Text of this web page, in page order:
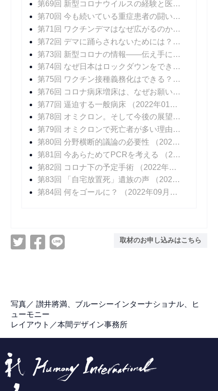
第69回 新型コロナウイルスの経験と医療DXの可能性
第70回 今も続いている重症患者の闘い
（2021年
第71回 ワクチンデマはなぜ広がるのか？
第72回 デマに踊らされないためには？
（2021年
第73回 新型コロナの情報――伝え手に求められること
第74回 なぜ日本はロックダウンをできなかったのか？
第75回 ワクチン接種義務化はできる？ できない？
第76回 コロナ病床増床は、なぜお願いベースなのか？
第77回 逼迫する一般病床
（2022年01月24日 掲載）
第78回 オミクロン。そして今後の展望
（2022年
第79回 オミクロンで死亡者が多い理由
（2022年
第80回 分野横断的議論の必要性
（2022年03月21日 掲載）
第81回 今あらためてPCRを考える
（2022年04月04日 掲載）
第82回 コロナ下の予定手術
（2022年04月25日 掲載）
第83回 「自宅放置死」遺族の声
（2022年05月23日 掲載）
第84回 何をゴールに？
（2022年09月09日 掲載）
取材のお申し込みはこちら
写真／讃井將満、ブルーシーインターナショナル、ヒ
ューモニー
レイアウト／本間デザイン事務所